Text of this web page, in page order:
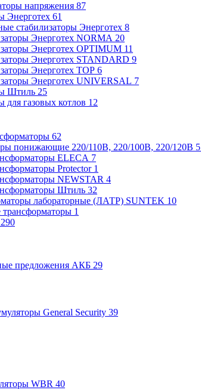
напряжения 87
Энерготех 61
стабилизаторы Энерготех 8
Энерготех NORMA 20
Энерготех OPTIMUM 11
Энерготех STANDARD 9
Энерготех TOP 6
Энерготех UNIVERSAL 7
Штиль 25
для газовых котлов 12
62
понижающие 220/110В, 220/100В, 220/120В
ELECA 7
Protector 1
NEWSTAR 4
Штиль 32
лабораторные (ЛАТР) SUNTEK 10
1
290
предложения АКБ 29
General Security 39
WBR 40